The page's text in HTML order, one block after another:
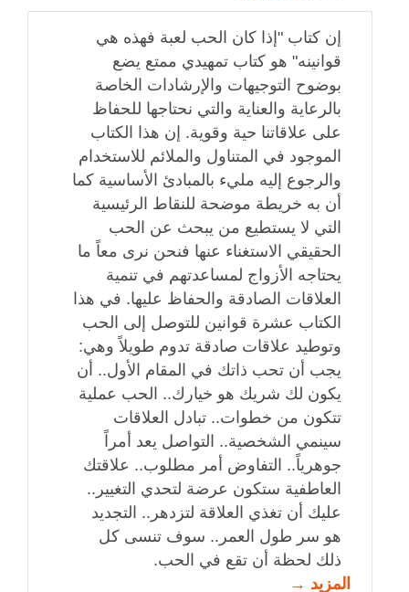
إن كتاب "إذا كان الحب لعبة فهذه هي
قوانينه" هو كتاب تمهيدي ممتع يضع
بوضوح التوجيهات والإرشادات الخاصة
بالرعاية والعناية والتي نحتاجها للحفاظ
على علاقاتنا حية وقوية. إن هذا الكتاب
الموجود في المتناول والملائم للاستخدام
والرجوع إليه مليء بالمبادئ الأساسية كما
أن به خريطة موضحة للنقاط الرئيسية
التي لا يستطيع من يبحث عن الحب
الحقيقي الاستغناء عنها فنحن نرى معاً ما
يحتاجه الأزواج لمساعدتهم في تنمية
العلاقات الصادقة والحفاظ عليها. في هذا
الكتاب عشرة قوانين للتوصل إلى الحب
وتوطيد علاقات صادقة تدوم طويلاً وهي:
يجب أن تحب ذاتك في المقام الأول.. أن
يكون لك شريك هو خيارك.. الحب عملية
تتكون من خطوات.. تبادل العلاقات
سينمي الشخصية.. التواصل يعد أمراً
جوهرياً.. التفاوض أمر مطلوب.. علاقتك
العاطفية ستكون عرضة لتحدي التغيير..
عليك أن تغذي العلاقة لتزدهر.. التجديد
هو سر طول العمر.. سوف تنسى كل
ذلك لحظة أن تقع في الحب.
المزيد →